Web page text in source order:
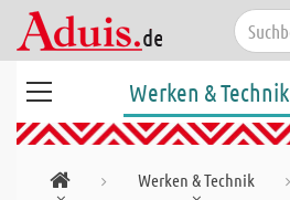
Werken & Technik
Werken & Technik